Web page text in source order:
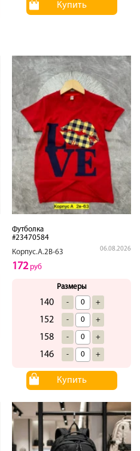
Купить
Футболка
#23470584
Корпус.А.2В-63
06.08.2026
172руб
Размеры
140 - +
152 - +
158 - +
146 - +
Купить